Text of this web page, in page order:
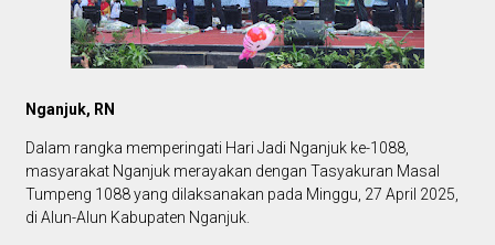
Nganjuk, RN
Dalam rangka memperingati Hari Jadi Nganjuk ke-1088,
masyarakat Nganjuk merayakan dengan Tasyakuran Masal
Tumpeng 1088 yang dilaksanakan pada Minggu, 27 April 2025,
di Alun-Alun Kabupaten Nganjuk.